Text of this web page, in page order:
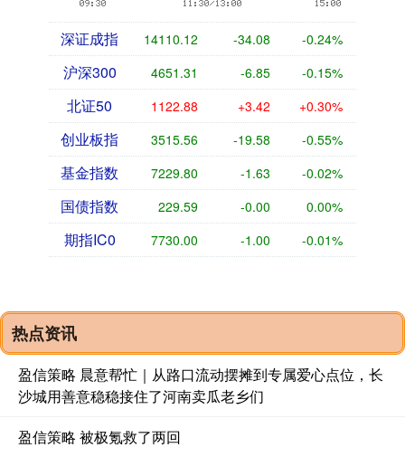
深证成指 14110.12 -34.08 -0.24%
沪深300 4651.31 -6.85 -0.15%
北证50 1122.88 +3.42 +0.30%
创业板指 3515.56 -19.58 -0.55%
基金指数 7229.80 -1.63 -0.02%
国债指数 229.59 -0.00 0.00%
期指IC0 7730.00 -1.00 -0.01%
热点资讯
盈信策略 晨意帮忙｜从路口流动摆摊到专属爱心点位，长
沙城用善意稳稳接住了河南卖瓜老乡们
盈信策略 被极氪救了两回